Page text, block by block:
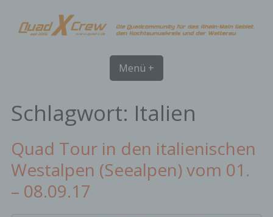
content
Menü +
Schlagwort: Italien
Quad Tour in den italienischen
Westalpen (Seealpen) vom 01.
– 08.09.17